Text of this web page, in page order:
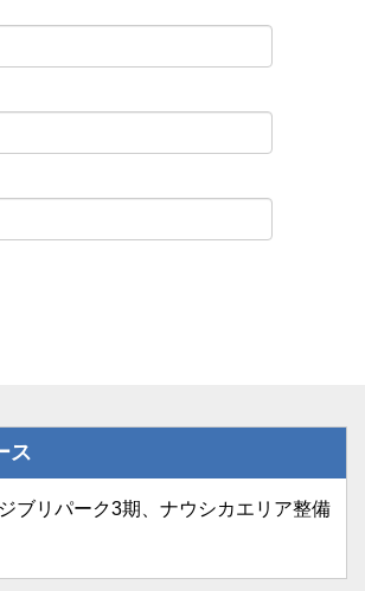
ス
ブリパーク3期、ナウシカエリア整備